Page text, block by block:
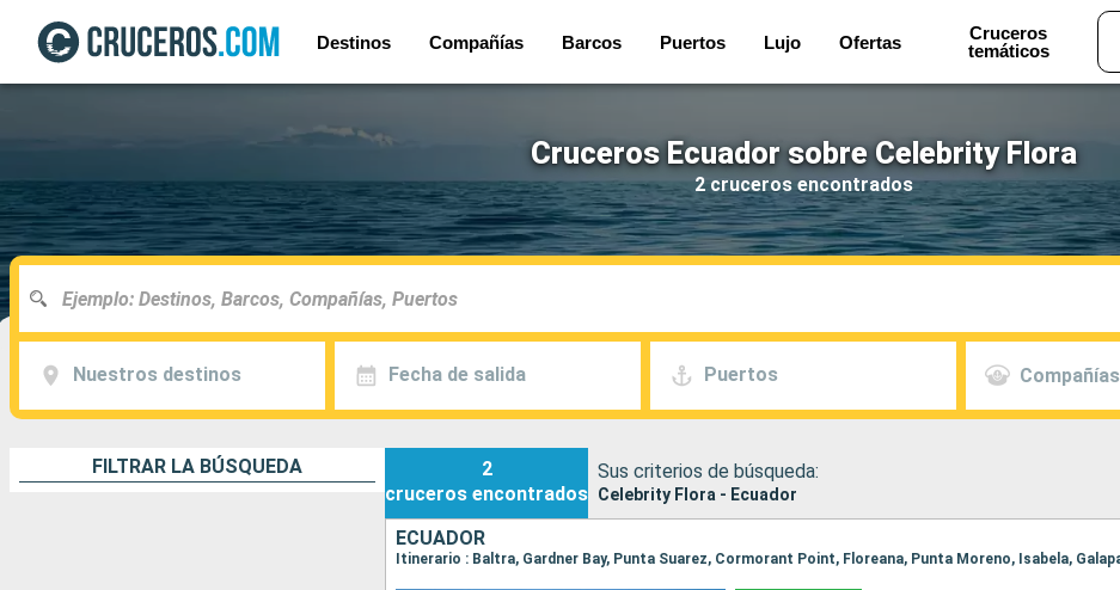
Destinos Compañías Barcos Puertos Lujo Ofertas
Cruceros
temáticos
Cruceros Ecuador sobre Celebrity Flora
2 cruceros encontrados
Nuestros destinos Fecha de salida Puertos Compañías
FILTRAR LA BÚSQUEDA
2
cruceros encontrados
Sus criterios de búsqueda:
Celebrity Flora - Ecuador
ECUADOR